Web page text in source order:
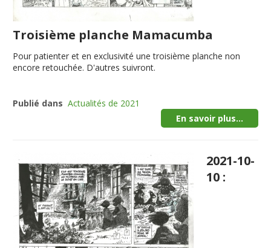
Troisième planche Mamacumba
Pour patienter et en exclusivité une troisième planche non
encore retouchée. D'autres suivront.
Publié dans Actualités de 2021
En savoir plus...
2021-10-
10 :